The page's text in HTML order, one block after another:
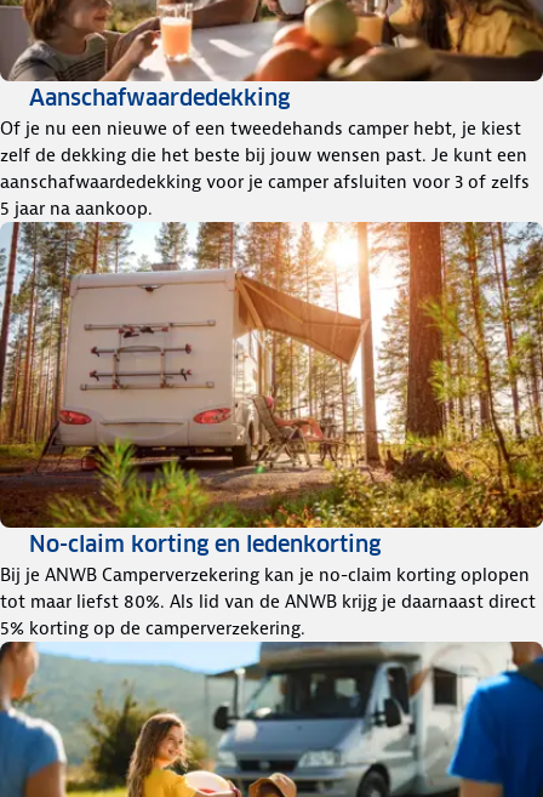
Aanschafwaardedekking
Of je nu een nieuwe of een tweedehands camper hebt, je kiest
zelf de dekking die het beste bij jouw wensen past. Je kunt een
aanschafwaardedekking voor je camper afsluiten voor 3 of zelfs
5 jaar na aankoop.
No-claim korting en ledenkorting
Bij je ANWB Camperverzekering kan je no-claim korting oplopen
tot maar liefst 80%. Als lid van de ANWB krijg je daarnaast direct
5% korting op de camperverzekering.